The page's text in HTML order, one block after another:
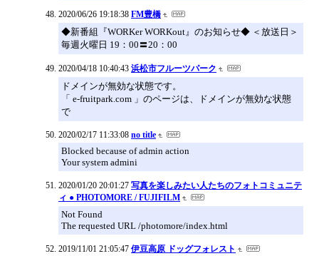
2020/06/26 19:18:38 FM豊橋
◆新番組『WORKer WORKout』のお知らせ◆ ＜放送日＞
毎週火曜日 19：00〓20：00
2020/04/18 10:40:43 浜松市フルーツパーク
ドメインが無効な状態です。
「 e-fruitpark.com 」のページは、ドメインが無効な状態
で
2020/02/17 11:33:08 no title
Blocked because of admin action
Your system admini
2020/01/20 20:01:27 写真を楽しみたい人たちのフォトコミュニテ
ィ ● PHOTOMORE / FUJIFILM
Not Found
The requested URL /photomore/index.html
2019/11/01 21:05:47 伊豆高原 ドッグフォレスト